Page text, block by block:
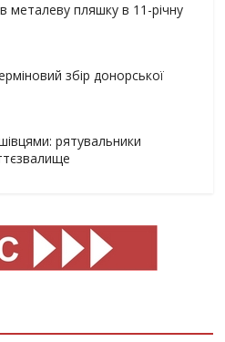
металеву пляшку в 11-річну
збір донорської
рятувальники